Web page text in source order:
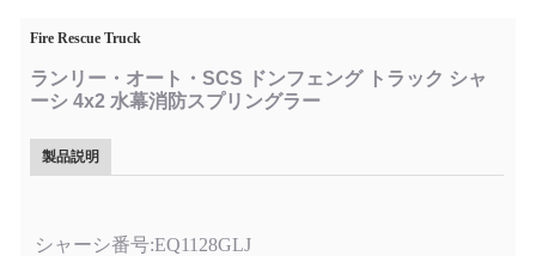
Fire Rescue Truck
ランリー・オート・SCS ドンフェング トラック シャ
ーシ 4x2 水幕消防スプリングラー
製品説明
シャーシ番号:EQ1128GLJ